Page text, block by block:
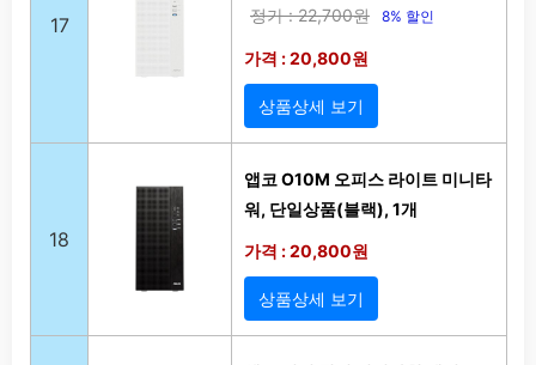
17 정가 : 22,700원 8% 할인
가격 : 20,800원
상품상세 보기
18
앱코 O10M 오피스 라이트 미니타
워, 단일상품(블랙), 1개
가격 : 20,800원
상품상세 보기